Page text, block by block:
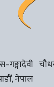
नेपाल